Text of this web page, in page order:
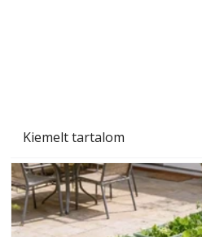
Kiemelt tartalom